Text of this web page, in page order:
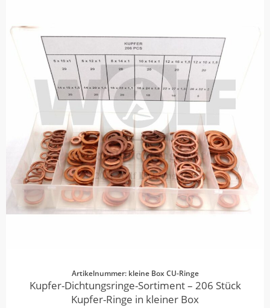
Artikelnummer: kleine Box CU-Ringe
Kupfer-Dichtungsringe-Sortiment – 206 Stück
Kupfer-Ringe in kleiner Box